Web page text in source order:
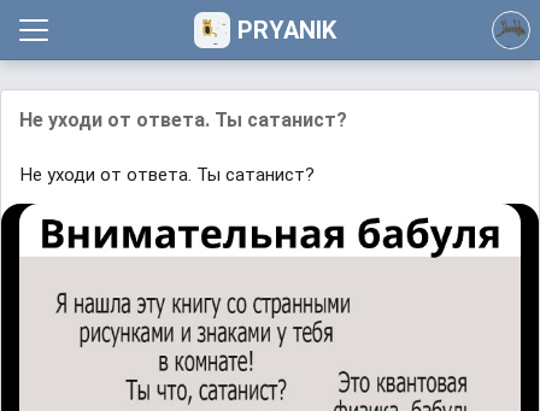
PRYANIK
Не уходи от ответа. Ты сатанист?
Не уходи от ответа. Ты сатанист?